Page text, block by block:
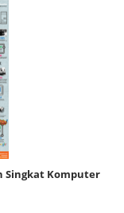
Singkat Komputer